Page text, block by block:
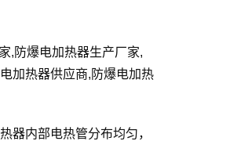
,防爆电加热器生产厂家,
加热器供应商,防爆电加热
器内部电热管分布均匀，